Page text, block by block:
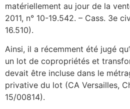
matériellement au jour de la
2011, n° 10-19.542. – Cass. 3e
16.510).
Ainsi, il a récemment été jugé
un lot de copropriétés et
devait être incluse dans le
privative du lot (CA Versailles,
15/00814).